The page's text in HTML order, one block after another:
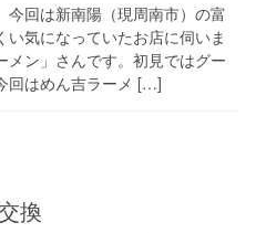
今回は新南陽（現周南市）の富
気になっていたお店に伺いま
メン」さんです。初見ではグー
回はめん吉ラーメ […]
換